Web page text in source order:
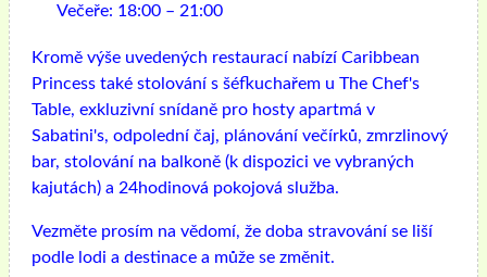
Večeře: 18:00 – 21:00
Kromě výše uvedených restaurací nabízí Caribbean
Princess také stolování s šéfkuchařem u The Chef's
Table, exkluzivní snídaně pro hosty apartmá v
Sabatini's, odpolední čaj, plánování večírků, zmrzlinový
bar, stolování na balkoně (k dispozici ve vybraných
kajutách) a 24hodinová pokojová služba.
Vezměte prosím na vědomí, že doba stravování se liší
podle lodi a destinace a může se změnit.